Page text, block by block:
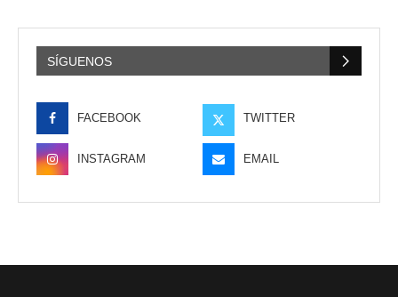
SÍGUENOS
FACEBOOK TWITTER
INSTAGRAM EMAIL